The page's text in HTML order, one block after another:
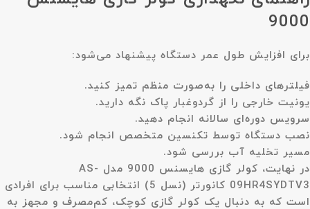
9000
برای افزایش طول عمر دستگاه پیشنهاد می‌شود:
فیلترهای داخلی را به‌صورت منظم تمیز کنید.
یونیت خارجی را از گردوغبار پاک نگه دارید.
سرویس دوره‌ای سالانه انجام دهید.
نصب دستگاه توسط تکنسین متخصص انجام شود.
مسیر تخلیه آب بررسی شود.
در نهایت،
کولر گازی هایسنس 9000 مدل AS-
09HR4SYDTV3 کانورتر (نسل 5)
انتخابی مناسب برای افرادی
است که به دنبال یک کولر گازی کوچک، کم‌مصرف و مجهز به